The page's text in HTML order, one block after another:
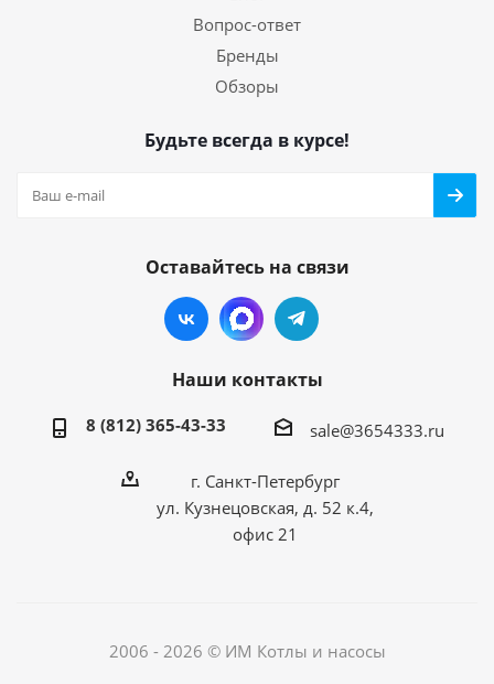
Вопрос-ответ
Бренды
Обзоры
Будьте всегда в курсе!
Оставайтесь на связи
Наши контакты
8 (812) 365-43-33 sale@3654333.ru
г. Санкт-Петербург
ул. Кузнецовская, д. 52 к.4,
офис 21
2006 - 2026 © ИМ Котлы и насосы